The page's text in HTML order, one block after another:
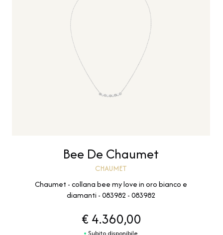
Bee De Chaumet
CHAUMET
Chaumet - collana bee my love in oro bianco e
diamanti - 083982 - 083982
€ 4.360,00